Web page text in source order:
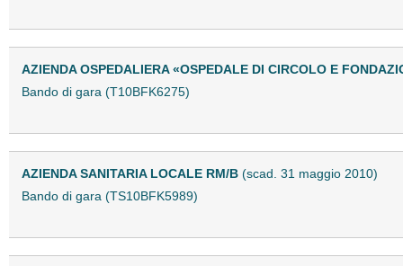
AZIENDA OSPEDALIERA «OSPEDALE DI CIRCOLO E
Bando di gara (T10BFK6275)
AZIENDA SANITARIA LOCALE RM/B (scad. 31 maggio 2010)
Bando di gara (TS10BFK5989)